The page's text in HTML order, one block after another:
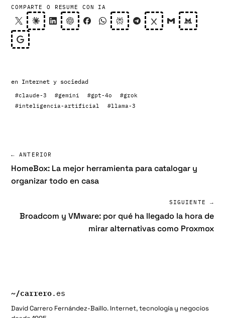
COMPARTE O RESUME CON IA
en Internet y sociedad
#claude-3 #gemini #gpt-4o
#grok
#inteligencia-artificial
#llama-3
← ANTERIOR
HomeBox: La mejor herramienta para catalogar y
organizar todo en casa
SIGUIENTE →
Broadcom y VMware: por qué ha llegado la hora de
mirar alternativas como Proxmox
~/carrero.es
David Carrero Fernández-Baillo. Internet, tecnología y negocios